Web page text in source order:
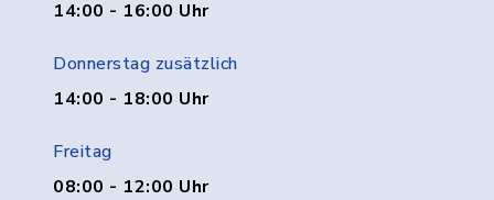
14:00 - 16:00 Uhr
Donnerstag zusätzlich
14:00 - 18:00 Uhr
Freitag
08:00 - 12:00 Uhr